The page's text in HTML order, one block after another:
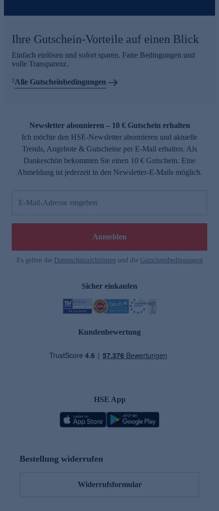
Ihre Gutschein-Vorteile auf einen Blick
Einfach einlösen und sofort sparen. Faire Bedingungen und
volle Transparenz.
1 Alle Gutscheinbedingungen
Newsletter abonnieren – 10 € Gutschein erhalten
Ich möchte den HSE-Newsletter abonnieren und aktuelle
Trends, Angebote & Gutscheine per E-Mail erhalten. Als
Dankeschön bekommen Sie einen 10 € Gutschein. Eine
Abmeldung ist jederzeit in den Newsletter-E-Mails möglich.
E-Mail-Adresse eingeben
Anmelden
Es gelten die Datenschutzrichtlinien und die Gutscheinbedingungen
Sicher einkaufen
Kundenbewertung
HSE App
Bestellung widerrufen
Widerrufsformular